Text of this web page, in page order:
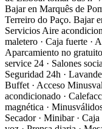
Bajar en Marquês de
Terreiro do Paço. Bajar
Servicios Aire
maletero · Caja fuerte ·
Aparcamiento no
service 24 · Salones
Seguridad 24h ·
Buffet · Acceso
acondicionado ·
magnética ·
Secador · Minibar ·